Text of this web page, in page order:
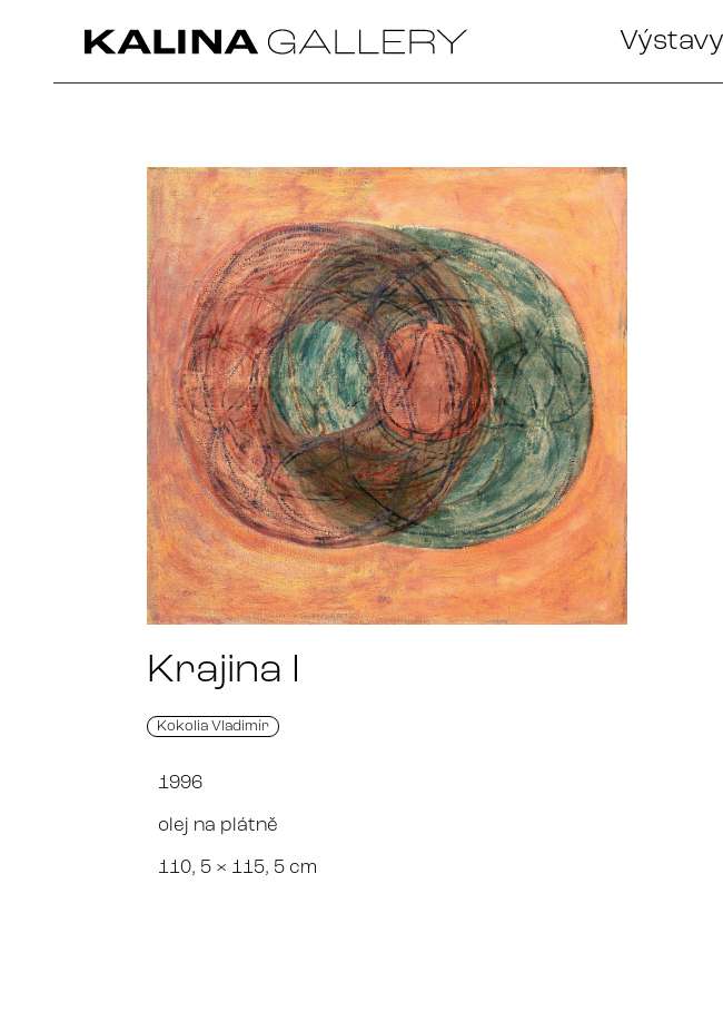
Výstavy
Krajina I
Kokolia Vladimír
1996
olej na plátně
110, 5 × 115, 5 cm